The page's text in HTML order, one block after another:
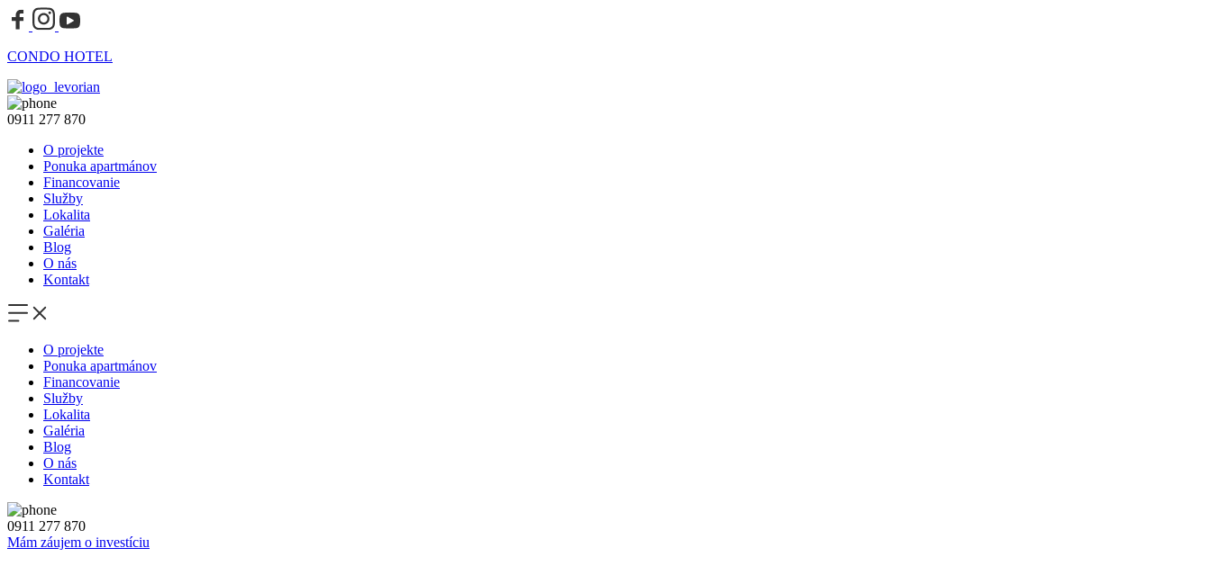
CONDO HOTEL
0911 277 870
O projekte
Ponuka apartmánov
Financovanie
Služby
Lokalita
Galéria
Blog
O nás
Kontakt
O projekte
Ponuka apartmánov
Financovanie
Služby
Lokalita
Galéria
Blog
O nás
Kontakt
0911 277 870
Mám záujem o investíciu